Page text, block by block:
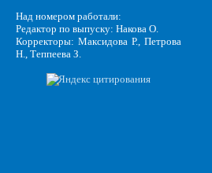
Над номером работали:
Редактор по выпуску: Накова О.
Корректоры: Максидова Р., Петрова
Н., Теппеева З.